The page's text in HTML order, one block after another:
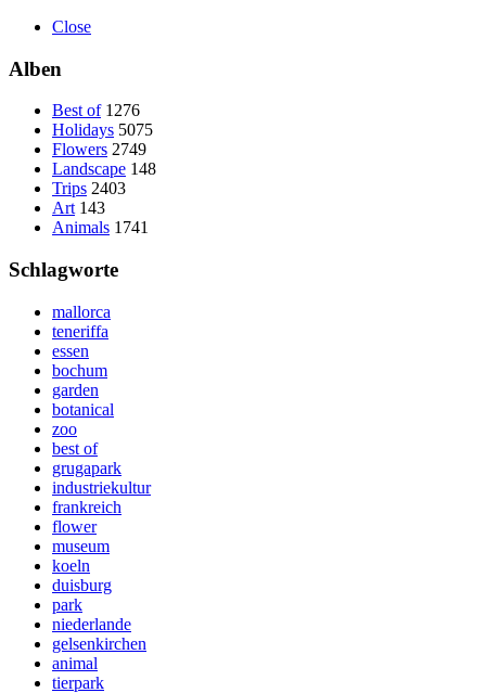
Close
Alben
Best of 1276
Holidays 5075
Flowers 2749
Landscape 148
Trips 2403
Art 143
Animals 1741
Schlagworte
mallorca
teneriffa
essen
bochum
garden
botanical
zoo
best of
grugapark
industriekultur
frankreich
flower
museum
koeln
duisburg
park
niederlande
gelsenkirchen
animal
tierpark